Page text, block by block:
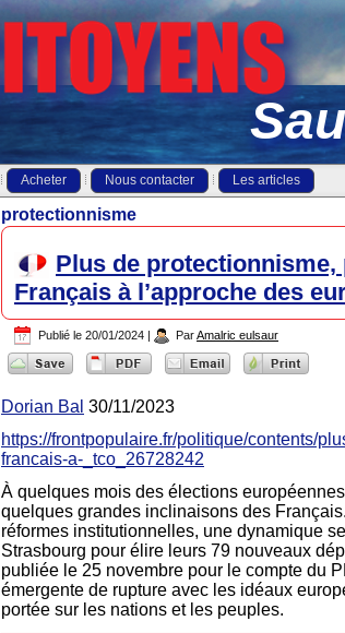
Acheter Nous contacter Les articles
protectionnisme
Plus de
Français à l’approche des
Publié le 20/01/2024 | ParAmalric eulsaur
Dorian Bal 30/11/2023
https://frontpopulaire.fr/politique/contents/
francais-a-_tco_26728242
À quelques mois des élections
quelques grandes inclinaisons des
réformes institutionnelles, une dynamique
Strasbourg pour élire leurs 79 nouveaux
publiée le 25 novembre pour le compte du
émergente de rupture avec les idéaux
portée sur les nations et les peuples.